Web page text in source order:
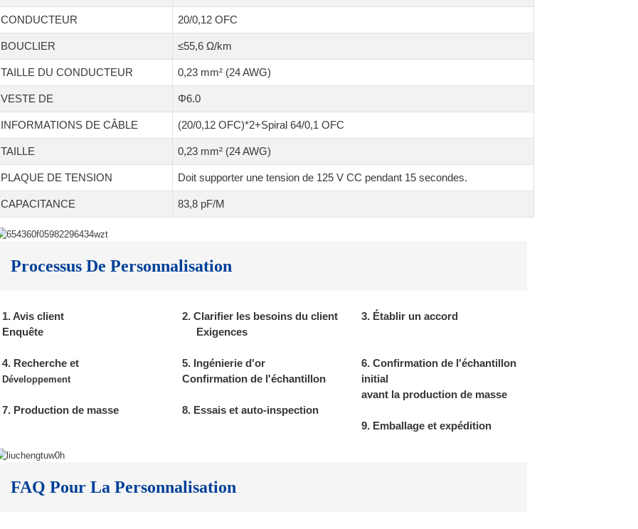
CONDUCTEUR 20/0,12 OFC
BOUCLIER ≤55,6 Ω/km
TAILLE DU CONDUCTEUR 0,23 mm² (24 AWG)
VESTE DE Φ6.0
INFORMATIONS DE CÂBLE (20/0,12 OFC)*2+Spiral 64/0,1 OFC
TAILLE 0,23 mm² (24 AWG)
PLAQUE DE TENSION Doit supporter une tension de 125 V CC pendant 15 secondes.
CAPACITANCE 83,8 pF/M
Processus De Personnalisation
1. Avis client
Enquête
4. Recherche et
Développement
7. Production de masse
2. Clarifier les besoins du client
Exigences
5. Ingénierie d'or
Confirmation de l'échantillon
8. Essais et auto-inspection
3. Établir un accord
6. Confirmation de l'échantillon
initial
avant la production de masse
9. Emballage et expédition
FAQ Pour La Personnalisation